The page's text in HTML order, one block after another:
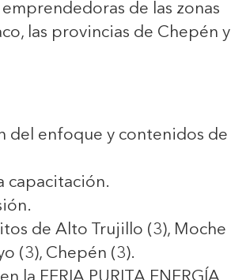
de las zonas
las provincias de Chepén y
del enfoque y contenidos de
capacitación.
de Alto Trujillo (3), Moche
(3), Chepén (3).